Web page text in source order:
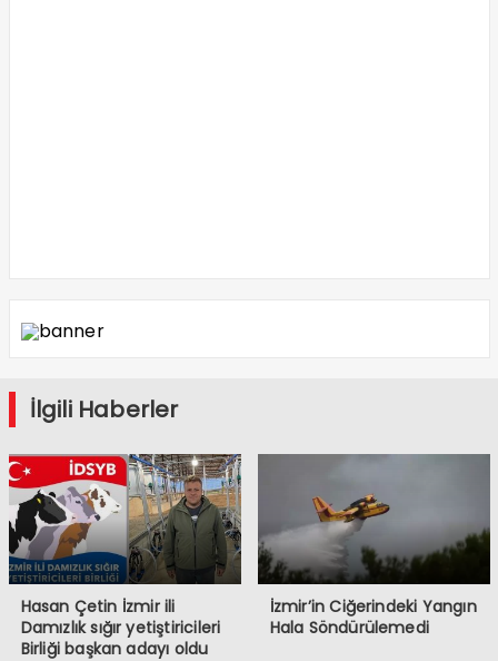
İlgili Haberler
Hasan Çetin İzmir ili
Damızlık sığır yetiştiricileri
Birliği başkan adayı oldu
İzmir’in Ciğerindeki Yangın
Hala Söndürülemedi